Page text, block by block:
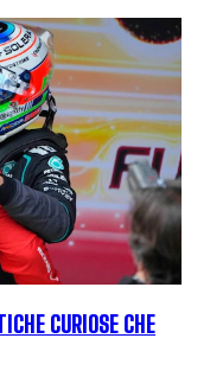
CURIOSE CHE